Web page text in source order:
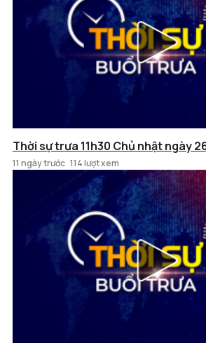
Thời sự trưa 11h30 Chủ nhật ngày
11 ngày trước 114 lượt xem